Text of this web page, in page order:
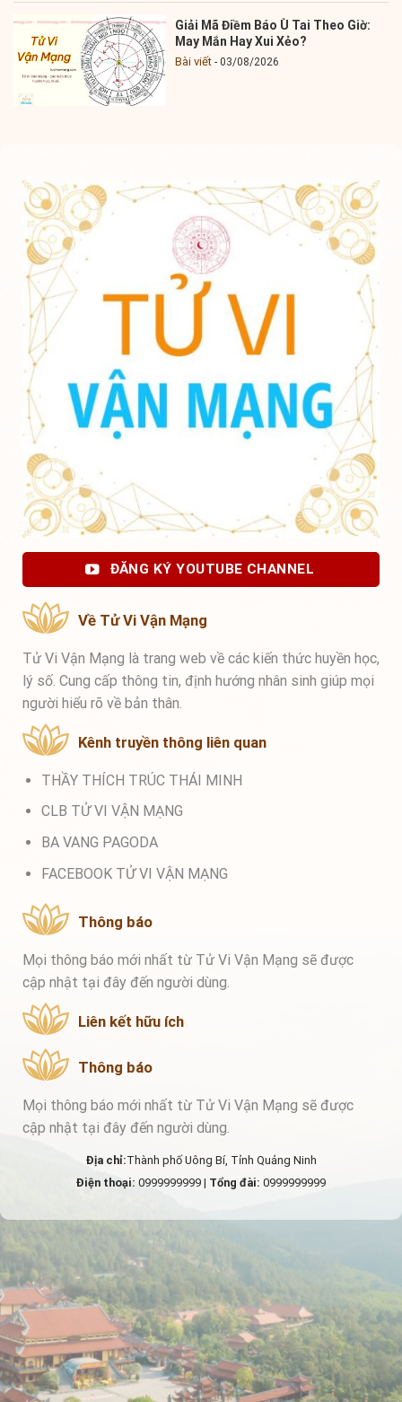
Giải Mã Điềm Báo Ù Tai Theo Giờ:
May Mắn Hay Xui Xẻo?
Bài viết 03/08/2026
ĐĂNG KÝ YOUTUBE CHANNEL
Về Tử Vi Vận Mạng
Tử Vi Vận Mạng là trang web về các kiến thức huyền học,
lý số. Cung cấp thông tin, định hướng nhân sinh giúp mọi
người hiểu rõ về bản thân.
Kênh truyền thông liên quan
THẦY THÍCH TRÚC THÁI MINH
CLB TỬ VI VẬN MẠNG
BA VANG PAGODA
FACEBOOK TỬ VI VẬN MẠNG
Thông báo
Mọi thông báo mới nhất từ Tử Vi Vận Mạng sẽ được
cập nhật tại đây đến người dùng.
Liên kết hữu ích
Thông báo
Mọi thông báo mới nhất từ Tử Vi Vận Mạng sẽ được
cập nhật tại đây đến người dùng.
Địa chỉ:Thành phố Uông Bí, Tỉnh Quảng Ninh
Điện thoại: 0999999999 | Tổng đài: 0999999999